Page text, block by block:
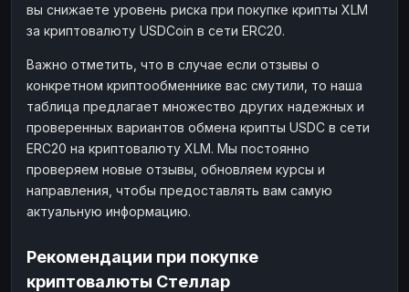
вы снижаете уровень риска при покупке крипты XLM
за криптовалюту USDCoin в сети ERC20.
Важно отметить, что в случае если отзывы о
конкретном криптообменнике вас смутили, то наша
таблица предлагает множество других надежных и
проверенных вариантов обмена крипты USDC в сети
ERC20 на криптовалюту XLM. Мы постоянно
проверяем новые отзывы, обновляем курсы и
направления, чтобы предоставлять вам самую
актуальную информацию.
Рекомендации при покупке
криптовалюты Стеллар